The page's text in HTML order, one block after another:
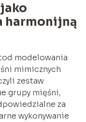
harmonijną
modelowania
mimicznych
zestaw
grupy mięśni,
za
wykonywanie